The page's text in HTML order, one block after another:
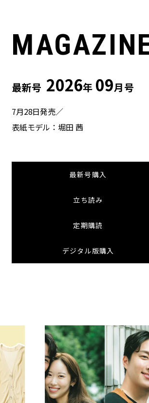
最新号 2026年 09月号
7月28日発売／
表紙モデル：堀田 茜
最新号購入
立ち読み
定期購読
デジタル版購入